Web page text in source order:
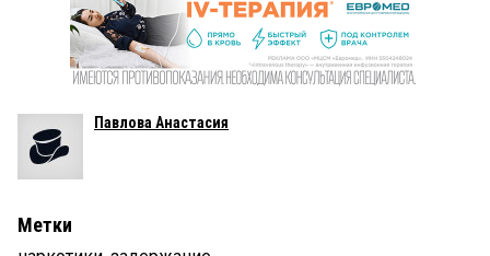
Павлова Анастасия
Метки